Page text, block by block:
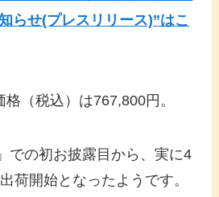
らせ(プレスリリース)”はこ
（税込）は767,800円。
での初お披露目から、実に4
荷開始となったようです。